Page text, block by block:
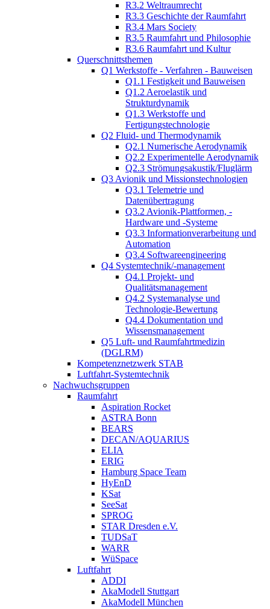
R3.2 Weltraumrecht
R3.3 Geschichte der Raumfahrt
R3.4 Mars Society
R3.5 Raumfahrt und Philosophie
R3.6 Raumfahrt und Kultur
Querschnittsthemen
Q1 Werkstoffe - Verfahren - Bauweisen
Q1.1 Festigkeit und Bauweisen
Q1.2 Aeroelastik und
Strukturdynamik
Q1.3 Werkstoffe und
Fertigungstechnologie
Q2 Fluid- und Thermodynamik
Q2.1 Numerische Aerodynamik
Q2.2 Experimentelle Aerodynamik
Q2.3 Strömungsakustik/Fluglärm
Q3 Avionik und Missionstechnologien
Q3.1 Telemetrie und
Datenübertragung
Q3.2 Avionik-Plattformen, -
Hardware und -Systeme
Q3.3 Informationverarbeitung und
Automation
Q3.4 Softwareengineering
Q4 Systemtechnik/-management
Q4.1 Projekt- und
Qualitätsmanagement
Q4.2 Systemanalyse und
Technologie-Bewertung
Q4.4 Dokumentation und
Wissensmanagement
Q5 Luft- und Raumfahrtmedizin
(DGLRM)
Kompetenznetzwerk STAB
Luftfahrt-Systemtechnik
Nachwuchsgruppen
Raumfahrt
Aspiration Rocket
ASTRA Bonn
BEARS
DECAN/AQUARIUS
ELIA
ERIG
Hamburg Space Team
HyEnD
KSat
SeeSat
SPROG
STAR Dresden e.V.
TUDSaT
WARR
WüSpace
Luftfahrt
ADDI
AkaModell Stuttgart
AkaModell München